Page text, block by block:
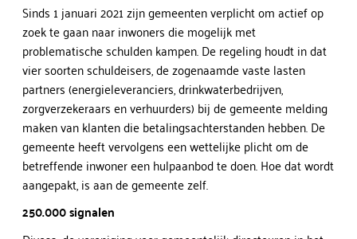
Sinds 1 januari 2021 zijn gemeenten verplicht om actief op
zoek te gaan naar inwoners die mogelijk met
problematische schulden kampen. De regeling houdt in dat
vier soorten schuldeisers, de zogenaamde vaste lasten
partners (energieleveranciers, drinkwaterbedrijven,
zorgverzekeraars en verhuurders) bij de gemeente melding
maken van klanten die betalingsachterstanden hebben. De
gemeente heeft vervolgens een wettelijke plicht om de
betreffende inwoner een hulpaanbod te doen. Hoe dat wordt
aangepakt, is aan de gemeente zelf.
250.000 signalen